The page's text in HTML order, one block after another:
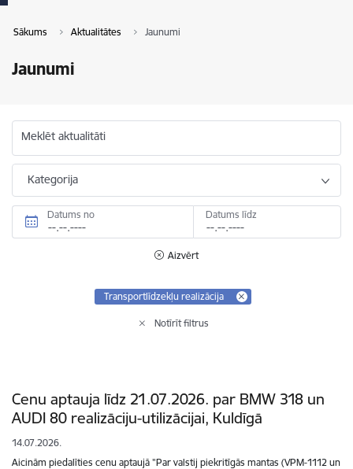
Sākums Aktualitātes Jaunumi
Jaunumi
Meklēt aktualitāti
Kategorija
Datums no Datums līdz
Aizvērt
Transportlīdzekļu realizācija
Notīrīt filtrus
Cenu aptauja līdz 21.07.2026. par BMW 318 un
AUDI 80 realizāciju-utilizācijai, Kuldīgā
14.07.2026.
Aicinām piedalīties cenu aptaujā "Par valstij piekritīgās mantas (VPM-1112 un